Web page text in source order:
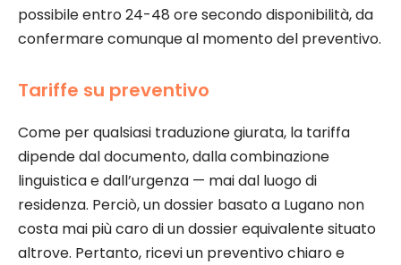
possibile entro 24-48 ore secondo disponibilità, da
confermare comunque al momento del preventivo.
Tariffe su preventivo
Come per qualsiasi traduzione giurata, la tariffa
dipende dal documento, dalla combinazione
linguistica e dall’urgenza — mai dal luogo di
residenza. Perciò, un dossier basato a Lugano non
costa mai più caro di un dossier equivalente situato
altrove. Pertanto, ricevi un preventivo chiaro e